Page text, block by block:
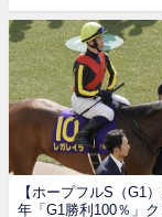
【ホープフルS（G1
年「G1勝利100％」